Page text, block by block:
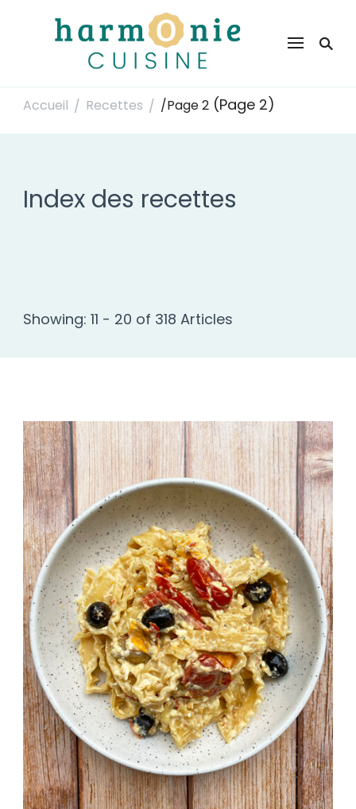
Harmonie Cuisine
Accueil / Recettes / /Page 2 (Page 2)
Index des recettes
Showing: 11 - 20 of 318 Articles